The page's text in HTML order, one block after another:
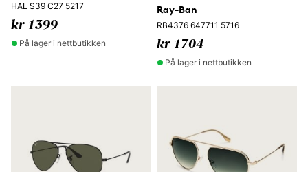
HAL S39 C27 5217
kr 1399
På lager i nettbutikken
Ray-Ban
RB4376 647711 5716
kr 1704
På lager i nettbutikken